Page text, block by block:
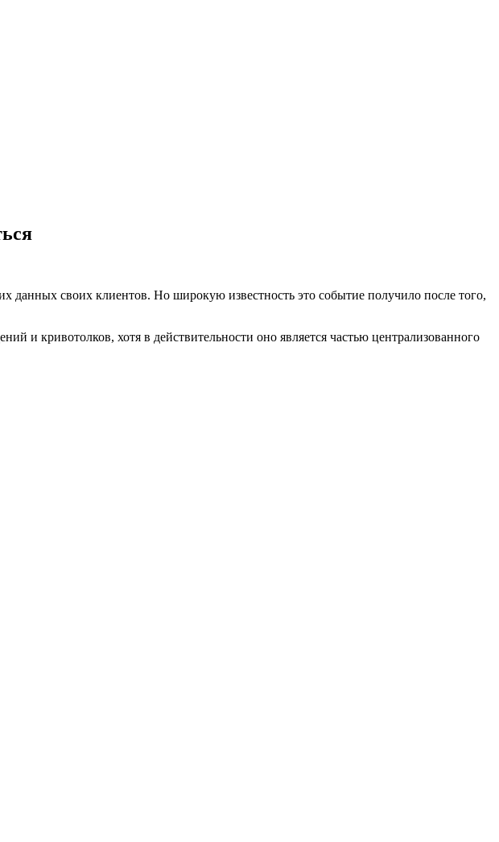
данных своих клиентов. Но широкую известность это событие получило после того,
и кривотолков, хотя в действительности оно является частью централизованного